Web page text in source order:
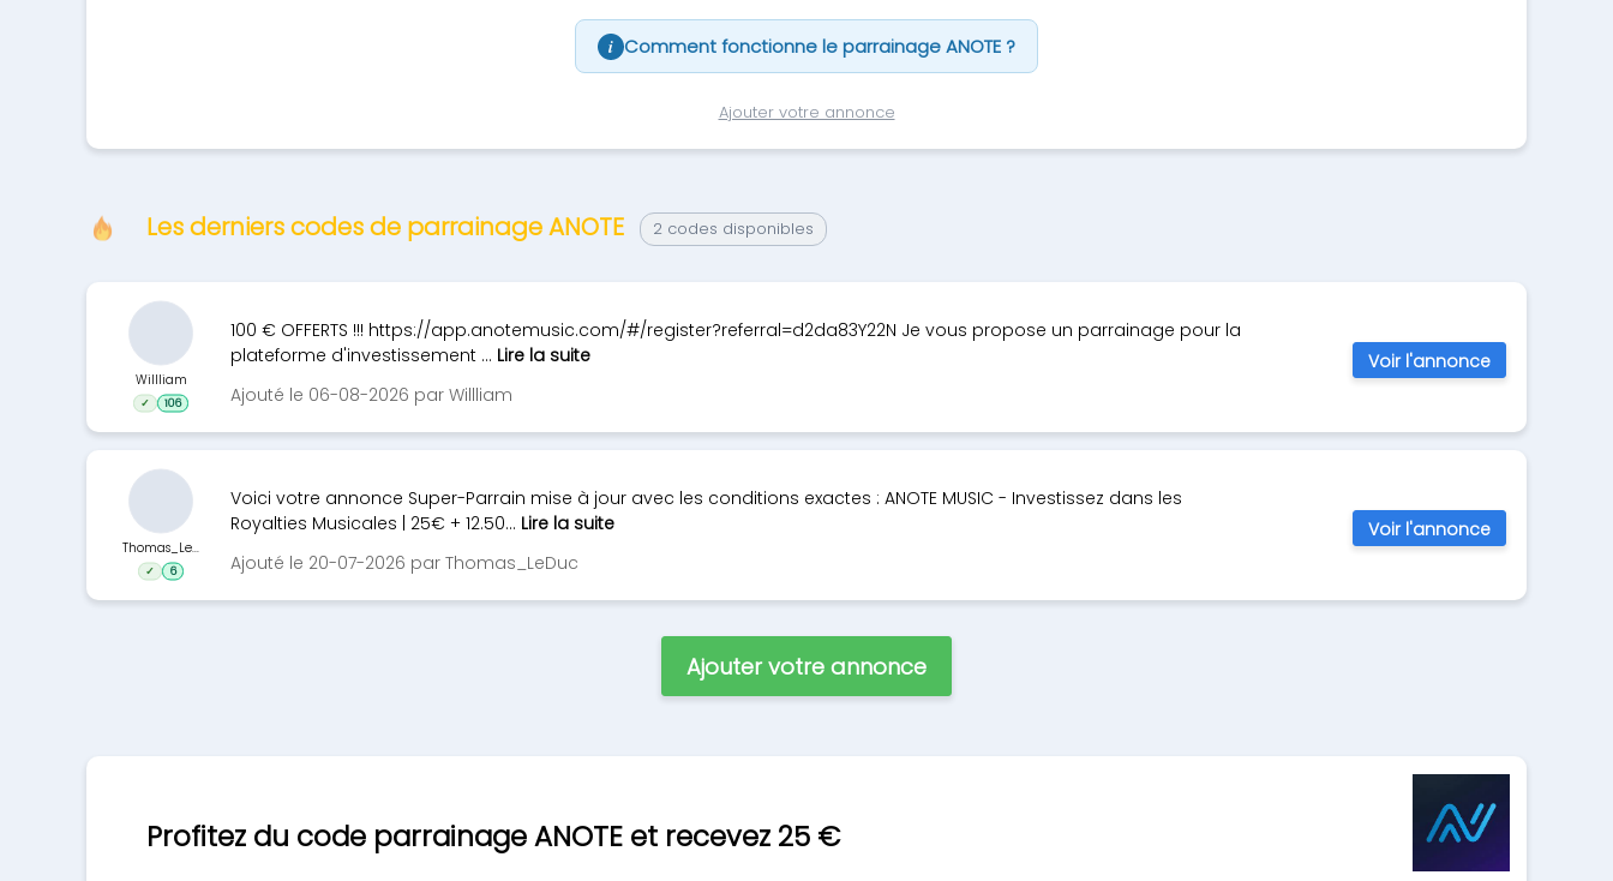
i Comment fonctionne le parrainage ANOTE ?
Ajouter votre annonce
Les derniers codes de parrainage ANOTE 2 codes disponibles
100 € OFFERTS !!! https://app.anotemusic.com/#/register?referral=d2da83Y22N Je vous propose un parrainage pour la
plateforme d'investissement ... Lire la suite
Ajouté le 06-08-2026 par Willliam
Willliam
✓ 106
Voir l'annonce
Voici votre annonce Super-Parrain mise à jour avec les conditions exactes : ANOTE MUSIC - Investissez dans les
Royalties Musicales | 25€ + 12.50... Lire la suite
Ajouté le 20-07-2026 par Thomas_LeDuc
Thomas_Le...
✓ 6
Voir l'annonce
Ajouter votre annonce
Profitez du code parrainage ANOTE et recevez 25 €